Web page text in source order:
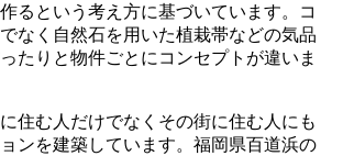
るという考え方に基づいています。コ
なく自然石を用いた植栽帯などの気品
たりと物件ごとにコンセプトが違いま
住む人だけでなくその街に住む人にも
ンを建築しています。福岡県百道浜の